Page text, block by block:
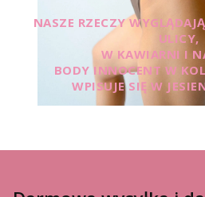
NASZE RZECZY
ULICY,
W KAWIARNI I
BODY INNOCENT W
WPISUJE SIĘ W